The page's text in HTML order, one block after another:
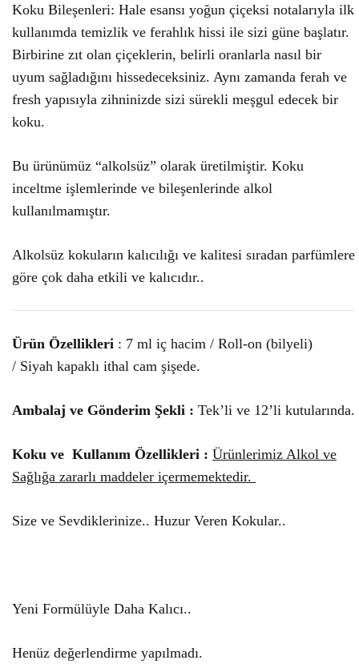
Koku Bileşenleri: Hale esansı yoğun çiçeksi notalarıyla ilk
kullanımda temizlik ve ferahlık hissi ile sizi güne başlatır.
Birbirine zıt olan çiçeklerin, belirli oranlarla nasıl bir
uyum sağladığını hissedeceksiniz. Aynı zamanda ferah ve
fresh yapısıyla zihninizde sizi sürekli meşgul edecek bir
koku.
Bu ürünümüz “alkolsüz” olarak üretilmiştir. Koku
inceltme işlemlerinde ve bileşenlerinde alkol
kullanılmamıştır.
Alkolsüz kokuların kalıcılığı ve kalitesi sıradan parfümlere
göre çok daha etkili ve kalıcıdır..
Ürün Özellikleri : 7 ml iç hacim / Roll-on (bilyeli)
/ Siyah kapaklı ithal cam şişede.
Ambalaj ve Gönderim Şekli : Tek’li ve 12’li kutularında.
Koku ve Kullanım Özellikleri : Ürünlerimiz Alkol ve
Sağlığa zararlı maddeler içermemektedir.
Size ve Sevdiklerinize.. Huzur Veren Kokular..
Yeni Formülüyle Daha Kalıcı..
Henüz değerlendirme yapılmadı.